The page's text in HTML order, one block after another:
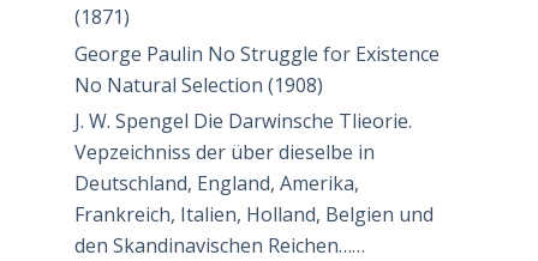
(1871)
George Paulin No Struggle for Existence
No Natural Selection (1908)
J. W. Spengel Die Darwinsche Tlieorie.
Vepzeichniss der über dieselbe in
Deutschland, England, Amerika,
Frankreich, Italien, Holland, Belgien und
den Skandinavischen Reichen……